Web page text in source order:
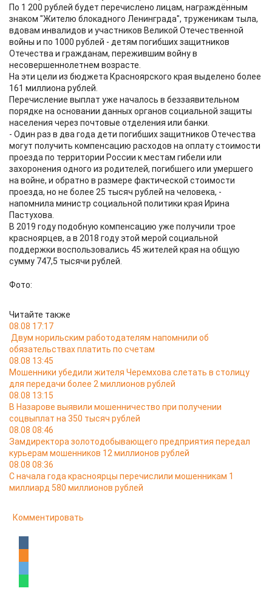
По 1 200 рублей будет перечислено лицам, награждённым
знаком "Жителю блокадного Ленинграда", труженикам тыла,
вдовам инвалидов и участников Великой Отечественной
войны и по 1000 рублей - детям погибших защитников
Отечества и гражданам, пережившим войну в
несовершеннолетнем возрасте.
На эти цели из бюджета Красноярского края выделено более
161 миллиона рублей.
Перечисление выплат уже началось в беззаявительном
порядке на основании данных органов социальной защиты
населения через почтовые отделения или банки.
- Один раз в два года дети погибших защитников Отечества
могут получить компенсацию расходов на оплату стоимости
проезда по территории России к местам гибели или
захоронения одного из родителей, погибшего или умершего
на войне, и обратно в размере фактической стоимости
проезда, но не более 25 тысяч рублей на человека, -
напомнила министр социальной политики края Ирина
Пастухова.
В 2019 году подобную компенсацию уже получили трое
красноярцев, а в 2018 году этой мерой социальной
поддержки воспользовались 45 жителей края на общую
сумму 747,5 тысячи рублей.
Фото:
Читайте также
08.08 17:17
Двум норильским работодателям напомнили об
обязательствах платить по счетам
08.08 13:45
Мошенники убедили жителя Черемхова слетать в столицу
для передачи более 2 миллионов рублей
08.08 13:15
В Назарове выявили мошенничество при получении
соцвыплат на 350 тысяч рублей
08.08 08:46
Замдиректора золотодобывающего предприятия передал
курьерам мошенников 12 миллионов рублей
08.08 08:36
С начала года красноярцы перечислили мошенникам 1
миллиард 580 миллионов рублей
Комментировать